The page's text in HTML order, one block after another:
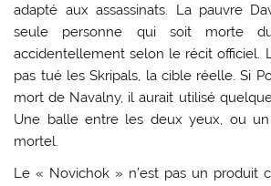
adapté aux assassinats. La pauvre
seule personne qui soit morte
accidentellement selon le récit officiel.
pas tué les Skripals, la cible réelle. Si
mort de Navalny, il aurait utilisé
Une balle entre les deux yeux, ou
mortel.
Le « Novichok » n’est pas un produit